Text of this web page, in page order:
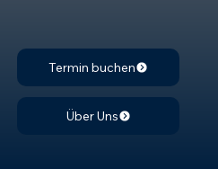
Termin buchen
Über Uns